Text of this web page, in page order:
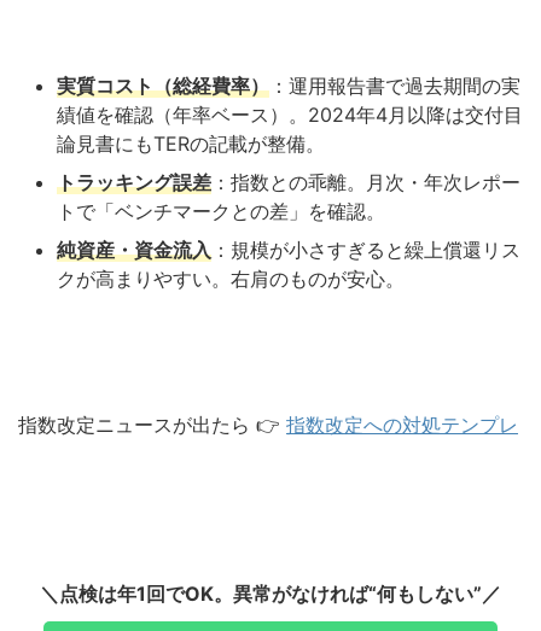
実質コスト（総経費率） ：運用報告書で過去期間の実
績値を確認（年率ベース）。2024年4月以降は交付目
論見書にもTERの記載が整備。
トラッキング誤差 ：指数との乖離。月次・年次レポー
トで「ベンチマークとの差」を確認。
純資産・資金流入 ：規模が小さすぎると繰上償還リス
クが高まりやすい。右肩のものが安心。
指数改定ニュースが出たら 👉 指数改定への対処テンプレ
＼点検は年1回でOK。異常がなければ“何もしない”／